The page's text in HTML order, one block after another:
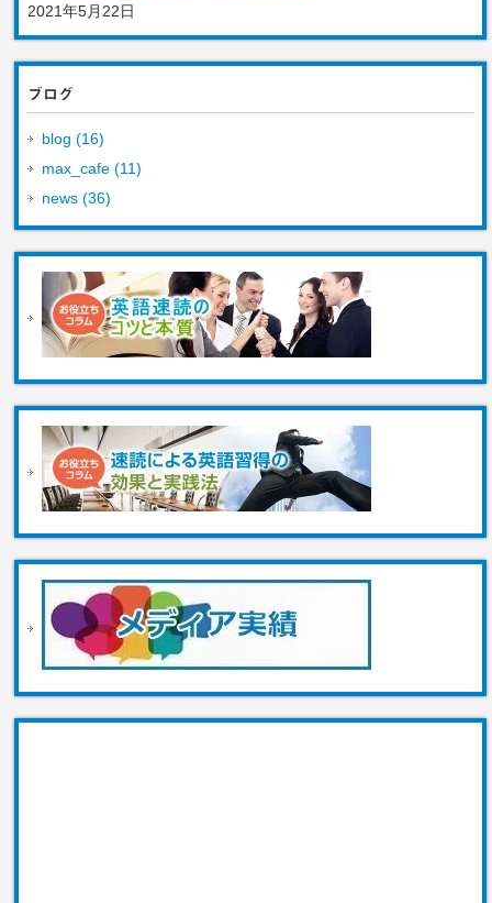
2021年5月22日
ブログ
blog (16)
max_cafe (11)
news (36)